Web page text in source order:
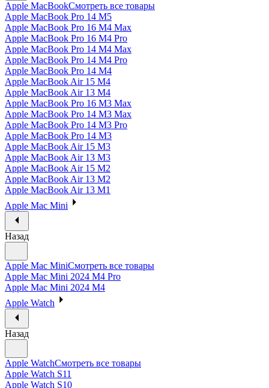
Apple MacBookСмотреть все товары
Apple MacBook Pro 14 M5
Apple MacBook Pro 16 M4 Max
Apple MacBook Pro 16 M4 Pro
Apple MacBook Pro 14 M4 Max
Apple MacBook Pro 14 M4 Pro
Apple MacBook Pro 14 M4
Apple MacBook Air 15 M4
Apple MacBook Air 13 M4
Apple MacBook Pro 16 M3 Max
Apple MacBook Pro 14 M3 Max
Apple MacBook Pro 14 M3 Pro
Apple MacBook Pro 14 M3
Apple MacBook Air 15 M3
Apple MacBook Air 13 M3
Apple MacBook Air 15 M2
Apple MacBook Air 13 M2
Apple MacBook Air 13 M1
Apple Mac Mini
Назад
Apple Mac MiniСмотреть все товары
Apple Mac Mini 2024 M4 Pro
Apple Mac Mini 2024 M4
Apple Watch
Назад
Apple WatchСмотреть все товары
Apple Watch S11
Apple Watch S10